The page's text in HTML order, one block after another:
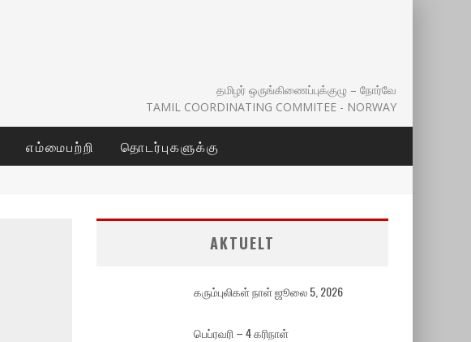
தமிழர் ஒருங்கிணைப்புக்குழு – நோர்வே
TAMIL COORDINATING COMMITEE - NORWAY
எம்மைபற்றி தொடர்புகளுக்கு
AKTUELT
கரும்புலிகள் நாள் ஜூலை 5, 2026
பெப்ரவரி – 4 கரிநாள்